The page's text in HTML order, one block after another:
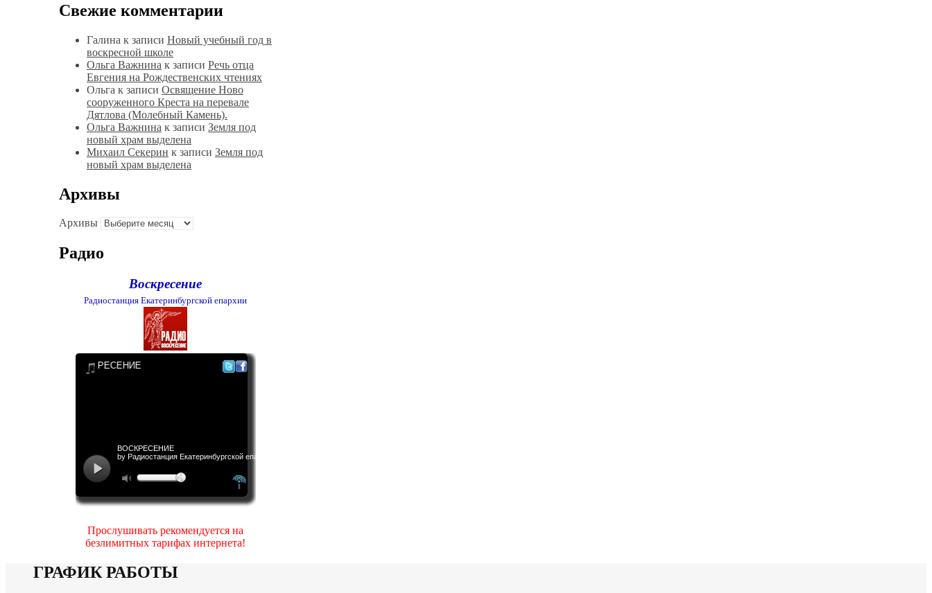
Свежие комментарии
Галина к записи Новый учебный год в
воскресной школе
Ольга Важнина к записи Речь отца
Евгения на Рождественских чтениях
Ольга к записи Освящение Ново
сооруженного Креста на перевале
Дятлова (Молебный Камень).
Ольга Важнина к записи Земля под
новый храм выделена
Михаил Секерин к записи Земля под
новый храм выделена
Архивы
Архивы
Радио
Воскресение
Радиостанция Екатеринбургской епархии
Прослушивать рекомендуется на
безлимитных тарифах интернета!
ГРАФИК РАБОТЫ